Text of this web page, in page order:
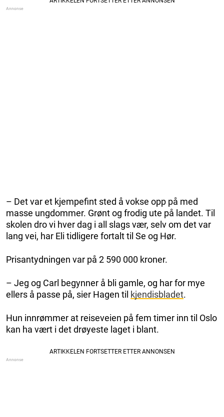
– Det var et kjempefint sted å vokse opp på med
masse ungdommer. Grønt og frodig ute på landet. Til
skolen dro vi hver dag i all slags vær, selv om det var
lang vei, har Eli tidligere fortalt til Se og Hør.
Prisantydningen var på 2 590 000 kroner.
– Jeg og Carl begynner å bli gamle, og har for mye
ellers å passe på, sier Hagen til kjendisbladet.
Hun innrømmer at reiseveien på fem timer inn til Oslo
kan ha vært i det drøyeste laget i blant.